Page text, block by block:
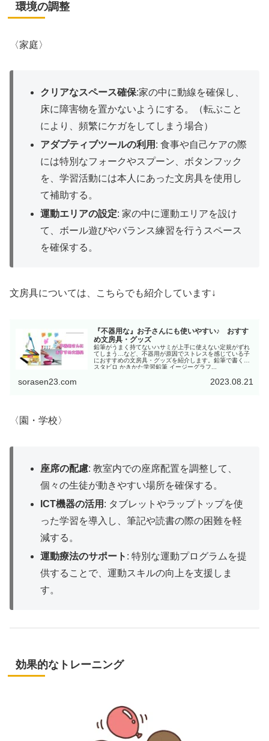
環境の調整
〈家庭〉
クリアなスペース確保:家の中に動線を確保し、
床に障害物を置かないようにする。（転ぶこと
により、頻繁にケガをしてしまう場合）
アダプティブツールの利用 : 食事や自己ケアの際
には特別なフォークやスプーン、ボタンフック
を、学習活動には本人にあった文房具を使用し
て補助する。
運動エリアの設定: 家の中に運動エリアを設け
て、ボール遊びやバランス練習を行うスペース
を確保する。
文房具については、こちらでも紹介しています↓
『不器用な』お子さんにも使いやすい♪ おすす
め文房具・グッズ
鉛筆がうまく持てないハサミが上手に使えない定規がずれ
てしまう…など、不器用が原因でストレスを感じている子
におすすめの文房具・グッズを紹介します。鉛筆で書く✏️
スタビロ かきかた学習鉛筆 イージーグラフ...
sorasen23.com 2023.08.21
〈園・学校〉
座席の配慮: 教室内での座席配置を調整して、
個々の生徒が動きやすい場所を確保する。
ICT機器の活用 : タブレットやラップトップを使
った学習を導入し、筆記や読書の際の困難を軽
減する。
運動療法のサポート : 特別な運動プログラムを提
供することで、運動スキルの向上を支援しま
す。
効果的なトレーニング